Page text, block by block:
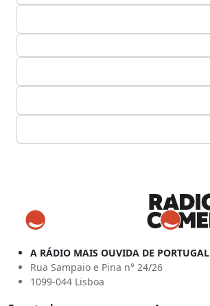
A RÁDIO MAIS OUVIDA DE PORTUGAL
Rua Sampaio e Pina n° 24/26
1099-044 Lisboa